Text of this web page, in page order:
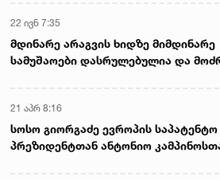
22 ივნ 7:35
მდინარე არაგვის ხიდზე მიმდინარე
სამუშაოები დასრულებულია და
21 აპრ 8:16
სოსო გიორგაძე ევროპის საპატენტო
პრეზიდენტთან ანტონიო